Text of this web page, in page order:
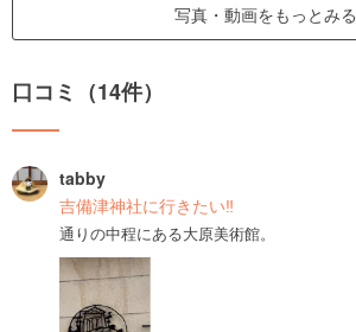
写真・動画をもっとみる
口コミ（14件）
tabby
吉備津神社に行きたい‼️
通りの中程にある大原美術館。